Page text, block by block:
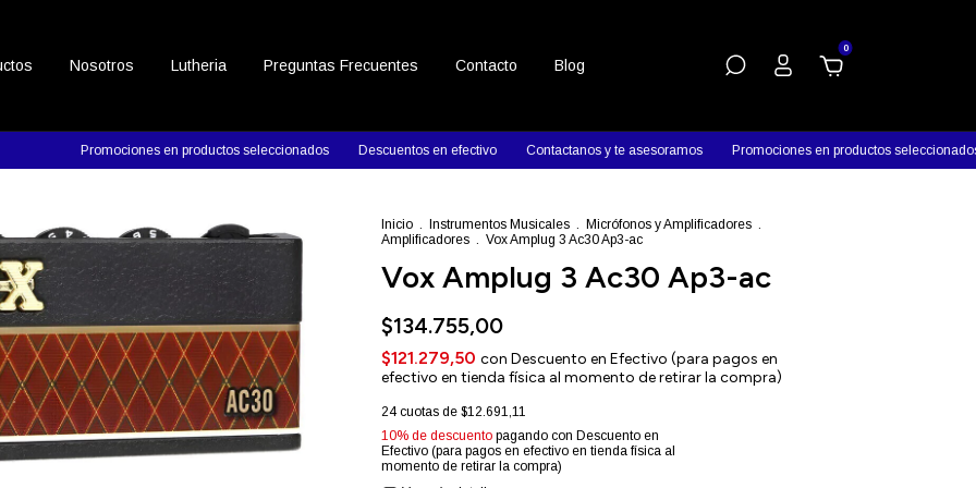
Nosotros Lutheria Preguntas Frecuentes Contacto Blog
0
Promociones en productos seleccionados Descuentos en efectivo Contactanos y te asesoramos Promociones en productos seleccionados
Inicio . Instrumentos Musicales . Micrófonos y Amplificadores .
Amplificadores . Vox Amplug 3 Ac30 Ap3-ac
Vox Amplug 3 Ac30 Ap3-ac
$134.755,00
$121.279,50 con Descuento en Efectivo (para pagos en
efectivo en tienda física al momento de retirar la compra)
24 cuotas de $12.691,11
10% de descuento pagando con Descuento en
Efectivo (para pagos en efectivo en tienda física al
momento de retirar la compra)